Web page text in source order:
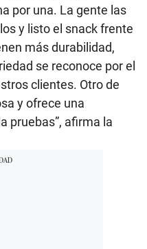
por una. La gente las
y listo el snack frente
más durabilidad,
se reconoce por el
clientes. Otro de
y ofrece una
pruebas”, afirma la